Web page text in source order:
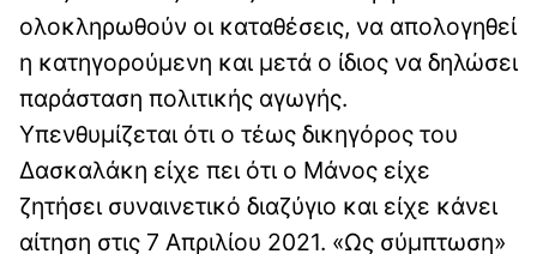
ολοκληρωθούν οι καταθέσεις, να απολογηθεί
η κατηγορούμενη και μετά ο ίδιος να δηλώσει
παράσταση πολιτικής αγωγής.
Υπενθυμίζεται ότι ο τέως δικηγόρος του
Δασκαλάκη είχε πει ότι ο Μάνος είχε
ζητήσει συναινετικό διαζύγιο και είχε κάνει
αίτηση στις 7 Απριλίου 2021. «Ως σύμπτωση»